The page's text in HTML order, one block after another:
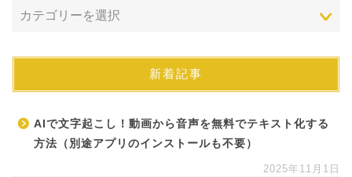
新着記事
AIで文字起こし！動画から音声を無料でテキスト化する
方法（別途アプリのインストールも不要）
2025年11月1日